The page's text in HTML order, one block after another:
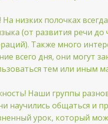
низких полочках
(от развития речи
Также много
всего дня, они могут
тем или иным
Наши группы
научились общаться и
урок, который